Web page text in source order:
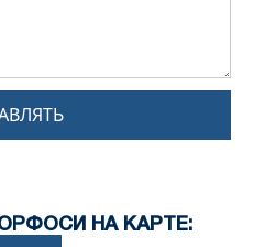
НА КАРТЕ: